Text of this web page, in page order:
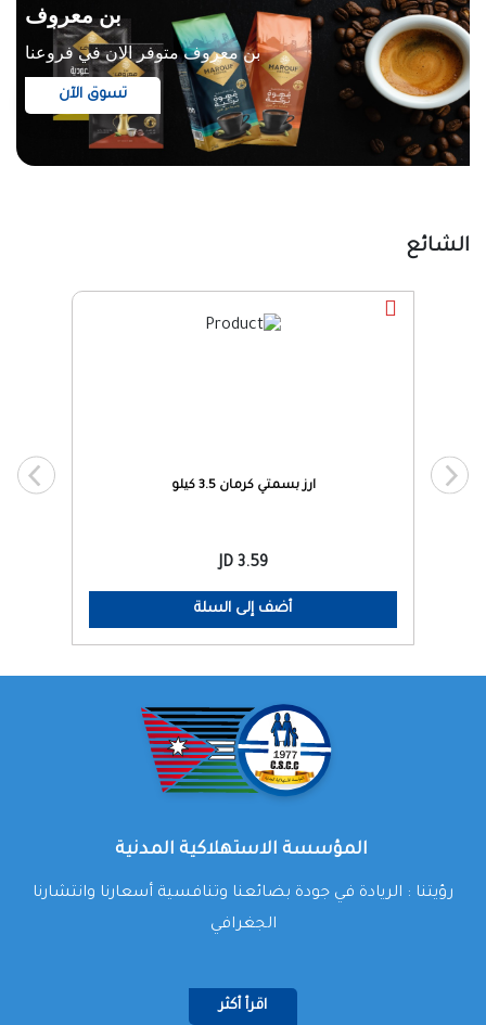
بن معروف
بن معروف متوفر الان في فروعنا
تسوق الآن
الشائع
ارز بسمتي كرمان 3.5 كيلو
3.59 JD
أضف إلى السلة
رؤيتنا : الريادة في جودة بضائعنا وتنافسية أسعارنا وانتشارنا
الجغرافي
اقرأ أكثر